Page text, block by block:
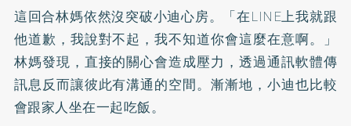
這回合林媽依然沒突破小迪心房。「在LINE上我就跟
他道歉，我說對不起，我不知道你會這麼在意啊。」
林媽發現，直接的關心會造成壓力，透過通訊軟體傳
訊息反而讓彼此有溝通的空間。漸漸地，小迪也比較
會跟家人坐在一起吃飯。